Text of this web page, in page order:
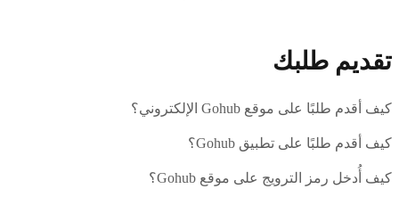
تقديم طلبك
كيف أقدم طلبًا على موقع Gohub الإلكتروني؟
كيف أقدم طلبًا على تطبيق Gohub؟
كيف أُدخل رمز الترويج على موقع Gohub؟